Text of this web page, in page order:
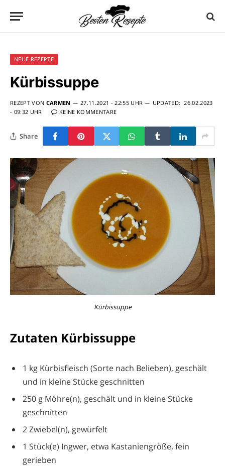
NEUE REZEPTE
Kürbissuppe
REZEPT VON CARMEN 27.11.2021 - 22:55 UHR UPDATED: 26.02.2023
- 09:32 UHR
KEINE KOMMENTARE
Share
Kürbissuppe
Zutaten Kürbissuppe
1 kg Kürbisfleisch (Sorte nach Belieben), geschält
und in kleine Stücke geschnitten
250 g Möhre(n), geschält und in kleine Stücke
geschnitten
2 Zwiebel(n), gewürfelt
1 Stück(e) Ingwer, etwa Kastaniengröße, fein
gerieben